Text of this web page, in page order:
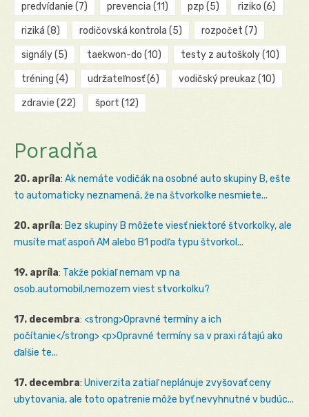
predvídanie (7) prevencia (11) pzp (5) riziko (6)
riziká (8) rodičovská kontrola (5) rozpočet (7)
signály(5) taekwon-do (10) testy z autoškoly(10)
tréning (4) udržateľnosť(6) vodičský preukaz (10)
zdravie (22) šport (12)
Poradňa
20. apríla: Ak nemáte vodičák na osobné auto skupiny B, ešte
to automaticky neznamená, že na štvorkolke nesmiete...
20. apríla: Bez skupiny B môžete viesť niektoré štvorkolky, ale
musíte mať aspoň AM alebo B1 podľa typu štvorkol...
19. apríla: Takže pokiaľ nemam vp na
osob.automobil,nemozem viest stvorkolku?
17. decembra: <strong>Opravné termíny a ich
počítanie</strong> <p>Opravné termíny sa v praxi rátajú ako
ďalšie te...
17. decembra: Univerzita zatiaľ neplánuje zvyšovať ceny
ubytovania, ale toto opatrenie môže byť nevyhnutné v budúc...